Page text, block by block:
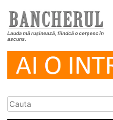
Lauda mă rușinează, fiindcă o cerșesc în
ascuns.